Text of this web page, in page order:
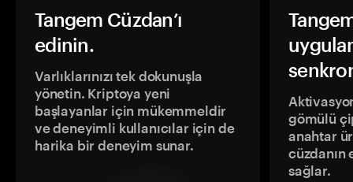
Tangem Cüzdan’ı
edinin.
Varlıklarınızı tek dokunuşla
yönetin. Kriptoya yeni
başlayanlar için mükemmeldir
ve deneyimli kullanıcılar için de
harika bir deneyim sunar.
gömülü
anahtar
sağlar.